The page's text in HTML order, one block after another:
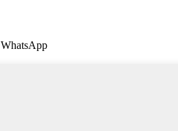
WhatsApp